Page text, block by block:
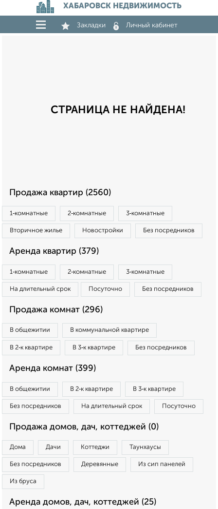
ХАБАРОВСК НЕДВИЖИМОСТЬ
Закладки Личный кабинет
СТРАНИЦА НЕ НАЙДЕНА!
Продажа квартир (2560)
1‑комнатные 2‑комнатные 3‑комнатные
Вторичное жилье Новостройки Без посредников
Аренда квартир (379)
1‑комнатные 2‑комнатные 3‑комнатные
На длительный срок Посуточно Без посредников
Продажа комнат (296)
В общежитии В коммунальной квартире
В 2‑к квартире В 3‑к квартире Без посредников
Аренда комнат (399)
В общежитии В 2‑к квартире В 3‑к квартире
Без посредников На длительный срок Посуточно
Продажа домов, дач, коттеджей (0)
Дома Дачи Коттеджи Таунхаусы
Без посредников Деревянные Из сип панелей
Из бруса
Аренда домов, дач, коттеджей (25)